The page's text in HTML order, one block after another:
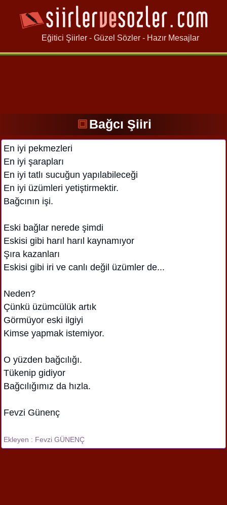
Eğitici Şiirler - Güzel Sözler - Hazır Mesajlar
Bağcı Şiiri
En iyi pekmezleri
En iyi şarapları
En iyi tatlı sucuğun yapılabileceği
En iyi üzümleri yetiştirmektir.
Bağcının işi.
Eski bağlar nerede şimdi
Eskisi gibi harıl harıl kaynamıyor
Şıra kazanları
Eskisi gibi iri ve canlı değil üzümler de...
Neden?
Çünkü üzümcülük artık
Görmüyor eski ilgiyi
Kimse yapmak istemiyor.
O yüzden bağcılığı.
Tükenip gidiyor
Bağcılığımız da hızla.
Fevzi Günenç
Ekleyen : Fevzi GÜNENÇ